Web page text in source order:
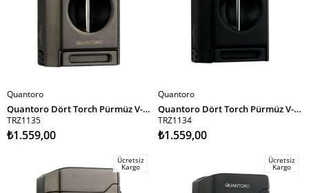
SEPETE EKLE
Quantoro
Quantoro Dört Torch Pürmüz V-Kesici/Delicili Gunmetal Metal Puro Çakmağı
TRZ1135
₺1.559,00
SEPETE EKLE
Quantoro
Quantoro Dört Torch Pürmüz V-Kesici/Delicili Siyah Metal Puro Çakmağı
TRZ1134
₺1.559,00
Ücretsiz
Kargo
Ücretsiz
Kargo